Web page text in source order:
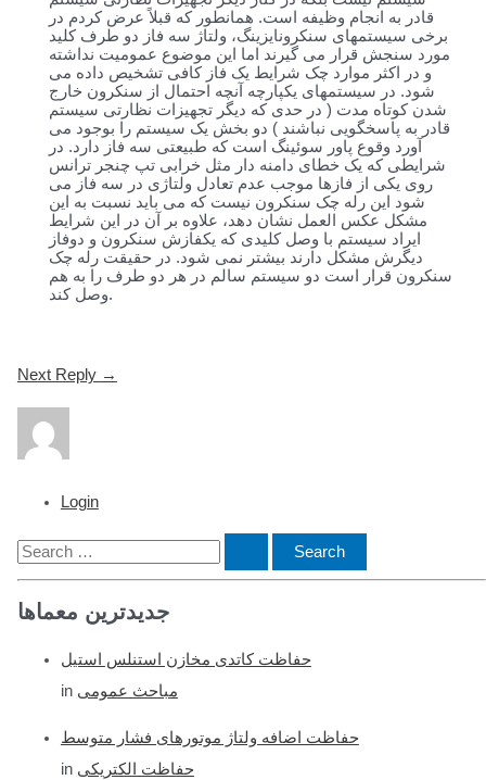
Login
S
e
جدیدترین معماها
حفاظت کاتدی مخازن استنلس استیل
in مباحث عمومی
حفاظت اضافه ولتاژ موتورهای فشار متوسط
in حفاظت الکتریکی
قادر به انجام وظیفه است. همانطور که قبلاً عرض کردم در
برخی سیستمهای سنکرونایزینگ، ولتاژ سه فاز دو طرف کلید
مورد سنجش قرار می گیرند اما این موضوع عمومیت نداشته
و در اکثر موارد چک شرایط یک فاز کافی تشخیص داده می
شود. در سیستمهای یکپارچه آنچه احتمال از سنکرون خارج
شدن کوتاه مدت ( در حدی که دیگر تجهیزات نظارتی سیستم
قادر به پاسخگویی نباشند ) دو بخش یک سیستم را بوجود می
آورد وقوع پاور سوئینگ است که طبیعتی سه فاز دارد. در
شرایطی که یک خطای دامنه دار مثل خرابی تپ چنجر ترانس
روی یکی از فازها موجب عدم تعادل ولتاژی در سه فاز می
شود این رله چک سنکرون نیست که می باید نسبت به این
مشکل عکس العمل نشان دهد، علاوه بر آن در این شرایط
ایراد سیستم با وصل کلیدی که یکفازش سنکرون و دوفاز
دیگرش مشکل دارند بیشتر نمی شود. در حقیقت رله چک
سنکرون قرار است دو سیستم سالم در هر دو طرف را به هم
وصل کند.
Post
Next Reply →